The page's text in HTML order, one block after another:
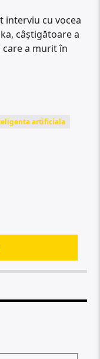
interviu cu vocea
câștigătoare a
a murit în
artificiala